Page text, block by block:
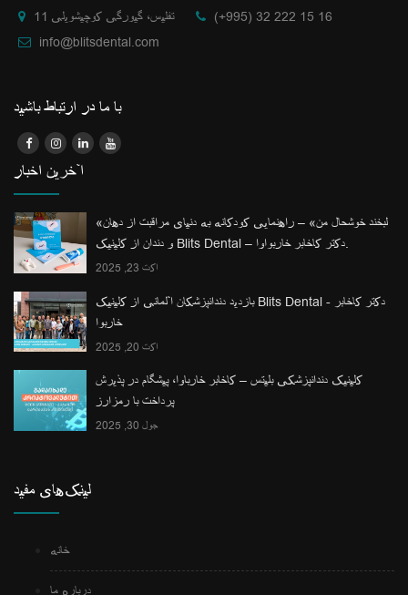
تفلیس، گیورگی کوچیشویلی 11
(+995) 32 222 15 16
info@blitsdental.com
با ما در ارتباط باشید
آخرین اخبار
«لبخند خوشحال من» – راهنمایی کودکانه به دنیای مراقبت از دهان
و دندان از کلینیک Blits Dental – دکتر کاخابر خاربواوا.
اکت 23, 2025
بازدید دندانپزشکان آلمانی از کلینیک Blits Dental - دکتر کاخابر
خاربوا
اکت 20, 2025
کلینیک دندانپزشکی بلیتس – کاخابر خارباوا، پیشگام در پذیرش
پرداخت با رمزارز
جول 30, 2025
لینک‌های مفید
خانه
درباره ما